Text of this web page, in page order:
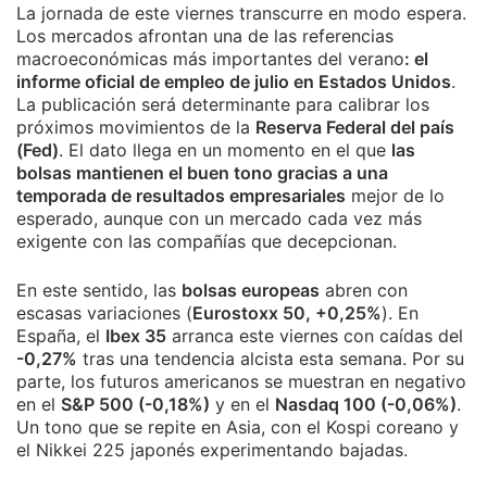
La jornada de este viernes transcurre en modo espera.
Los mercados afrontan una de las referencias
macroeconómicas más importantes del verano: el
informe oficial de empleo de julio en Estados Unidos.
La publicación será determinante para calibrar los
próximos movimientos de la Reserva Federal del país
(Fed). El dato llega en un momento en el que las
bolsas mantienen el buen tono gracias a una
temporada de resultados empresariales mejor de lo
esperado, aunque con un mercado cada vez más
exigente con las compañías que decepcionan.
En este sentido, las bolsas europeas abren con
escasas variaciones (Eurostoxx 50, +0,25%). En
España, el Ibex 35 arranca este viernes con caídas del
-0,27% tras una tendencia alcista esta semana. Por su
parte, los futuros americanos se muestran en negativo
en el S&P 500 (-0,18%) y en el Nasdaq 100 (-0,06%).
Un tono que se repite en Asia, con el Kospi coreano y
el Nikkei 225 japonés experimentando bajadas.